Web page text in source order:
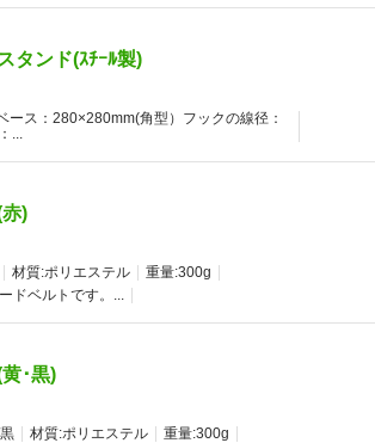
タンド(ｽﾁｰﾙ製)
ス：280×280mm(角型）フックの線径：
...
)
材質:ポリエステル
重量:300g
ドベルトです。...
･黒)
材質:ポリエステル
重量:300g